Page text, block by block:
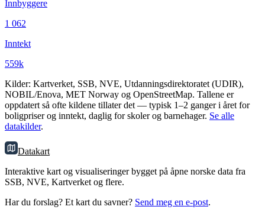
Innbyggere
1 062
Inntekt
559k
Kilder: Kartverket, SSB, NVE, Utdanningsdirektoratet (UDIR),
NOBIL/Enova, MET Norway og OpenStreetMap. Tallene er
oppdatert så ofte kildene tillater det — typisk 1–2 ganger i året for
boligpriser og inntekt, daglig for skoler og barnehager. Se alle
datakilder.
Datakart
Interaktive kart og visualiseringer bygget på åpne norske data fra
SSB, NVE, Kartverket og flere.
Har du forslag? Et kart du savner? Send meg en e-post.